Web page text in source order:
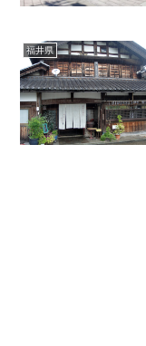
福井県